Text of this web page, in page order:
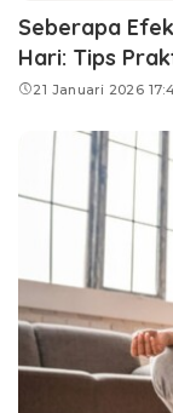
Seberapa
Hari: Tips
21 Januari 2026